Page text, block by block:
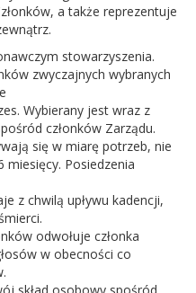
a także reprezentuje
stowarzyszenia.
zwyczajnych wybranych
Wybierany jest wraz z
członków Zarządu.
się w miarę potrzeb, nie
miesięcy. Posiedzenia
z chwilą upływu kadencji,
odwołuje członka
w obecności co